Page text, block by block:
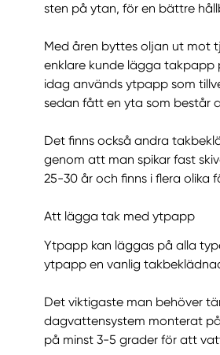
sten på ytan, för en bättre
Med åren byttes oljan ut mot
enklare kunde lägga takpapp
idag används ytpapp som
sedan fått en yta som består
Det finns också andra
genom att man spikar fast
25-30 år och finns i flera olika
Att lägga tak med ytpapp
Ytpapp kan läggas på alla
ytpapp en vanlig
Det viktigaste man behöver
dagvattensystem monterat
på minst 3-5 grader för att